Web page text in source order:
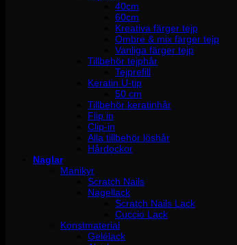
40cm
60cm
Kreativa färger tejp
Ombre & mix färger tejp
Vanliga färger tejp
Tillbehör tejphår
Tejprefill
Keratin U-tip
50 cm
Tillbehör keratinhår
Flip in
Clip-in
Alla tillbehör löshår
Hårdockor
Naglar
Manikyr
Scratch Nails
Nagellack
Scratch Nails Lack
Cuccio Lack
Konstmaterial
Gelélack